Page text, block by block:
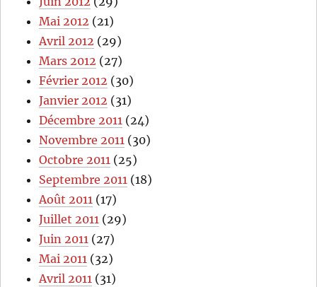
Mai 2012 (21)
Avril 2012 (29)
Mars 2012 (27)
Février 2012 (30)
Janvier 2012 (31)
Décembre 2011 (24)
Novembre 2011 (30)
Octobre 2011 (25)
Septembre 2011 (18)
Août 2011 (17)
Juillet 2011 (29)
Juin 2011 (27)
Mai 2011 (32)
Avril 2011 (31)